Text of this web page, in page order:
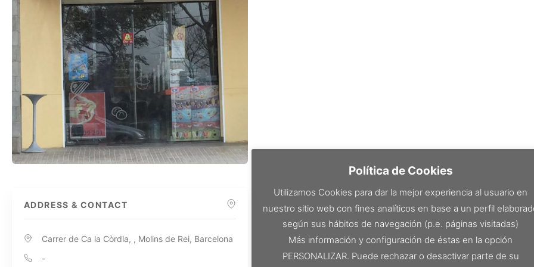
ADDRESS & CONTACT
Carrer de Ca la Còrdia, , Molins de Rei, Barcelona
-
Política de Cookies
Utilizamos Cookies para dar la mejor experiencia al usuario en
nuestro sitio web con fines analíticos en base a un perfil
según sus hábitos de navegación (p.e. páginas visitadas)
Más información y configuración de éstas en la opción
PERSONALIZAR. Puede rechazar o desactivar parte de su